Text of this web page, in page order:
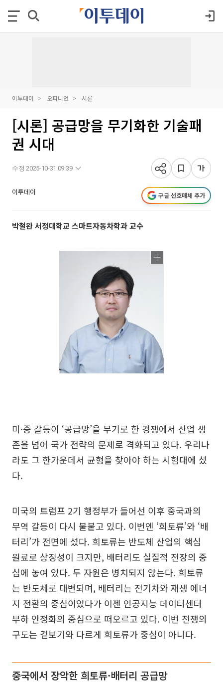
이투데이 오피니언 시론
[시론] 공급망을 무기화한 기술패
권 시대
수정 2025-10-31 09:39
이투데이 구글 선호매체 추가
박철완 서정대학교 스마트자동차학과 교수
미·중 갈등이 ‘공급망’을 무기로 한 경쟁에서 산업 생
존을 넘어 국가 전략의 문제로 격화되고 있다. 우리나
라도 그 한가운데서 균형을 찾아야 하는 시험대에 섰
다.
미국의 트럼프 2기 행정부가 들어선 이후 중국과의
무역 갈등이 다시 불붙고 있다. 이번엔 ‘희토류’와 ‘배
터리’가 전면에 섰다. 희토류는 반도체 산업의 핵심
원료로 상징성이 크지만, 배터리도 실질적 전장의 중
심에 놓여 있다. 두 자원은 병치되지 않는다. 희토류
는 반도체로 대변되며, 배터리는 전기차와 재생 에너
지 전환의 중심이었다가 이젠 인공지능 데이터센터
부하 안정화의 중심으로 떠오르고 있다. 이번 전쟁의
구도는 겉보기와 다르게 희토류가 중심이 아니다.
중국에서 장악한 희토류·배터리 공급망